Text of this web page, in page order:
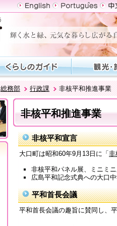
総務部 行政課 非核平和推進事業
非核平和推進事業
非核平和宣言
大口町は昭和60年9月13日に「 非
非核平和パネル展、ミニミ
広島平和記念式典への大口
平和首長会議
平和首長会議の趣旨に賛同し、